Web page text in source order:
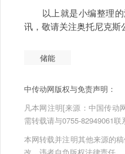
以上就是小编整理的
讯，敬请关注奥托尼克斯
储能
中传动网版权与免责声明：
凡本网注明[来源：中国传动
需转载请与0755-82949061
本网转载并注明其他来源的